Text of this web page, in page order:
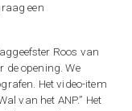
een
Roos van
de opening. We
Het video-item
van het ANP.” Het